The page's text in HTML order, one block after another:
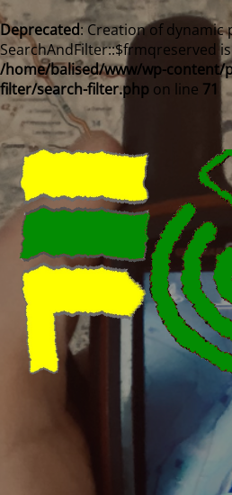
Deprecated: Creation of dynamic
SearchAndFilter::$frmqreserved
/home/balised/www/wp-content/
filter/search-filter.php on line 71